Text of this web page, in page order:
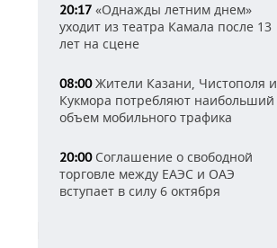
20:17 «Однажды летним днем»
уходит из театра Камала после 13
лет на сцене
08:00Жители Казани, Чистополя и
Кукмора потребляют наибольший
объем мобильного трафика
20:00Соглашение о свободной
торговле между ЕАЭС и ОАЭ
вступает в силу 6 октября